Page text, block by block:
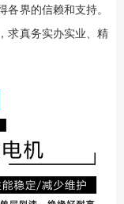
各界的信赖和支持。
求真务实办实业、精